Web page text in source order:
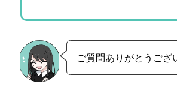
ご質問ありがとうござ